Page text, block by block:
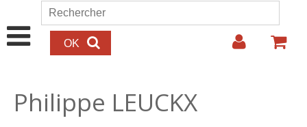
Aller au contenu principal
Formulaire de recherche
Rechercher
Philippe LEUCKX